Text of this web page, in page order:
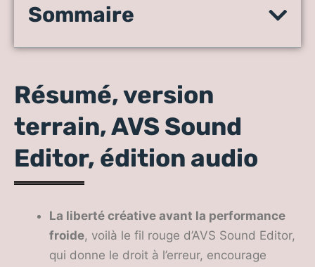
fonctionnalités
son édition audio
Sommaire
Résumé, version
terrain, AVS Sound
Editor, édition audio
La liberté créative avant la performance
froide, voilà le fil rouge d’AVS Sound Editor,
qui donne le droit à l’erreur, encourage